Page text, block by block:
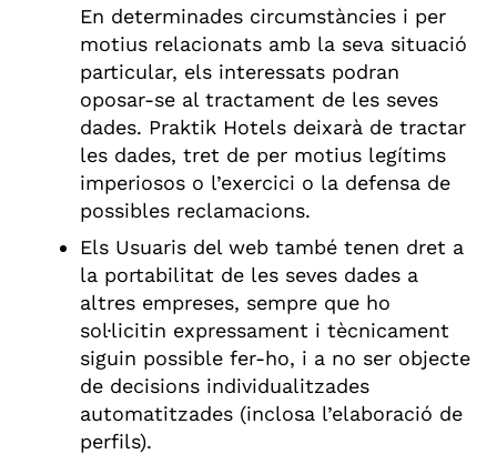
En determinades circumstàncies i per
motius relacionats amb la seva situació
particular, els interessats podran
oposar-se al tractament de les seves
dades. Praktik Hotels deixarà de tractar
les dades, tret de per motius legítims
imperiosos o l’exercici o la defensa de
possibles reclamacions.
Els Usuaris del web també tenen dret a
la portabilitat de les seves dades a
altres empreses, sempre que ho
sol·licitin expressament i tècnicament
siguin possible fer-ho, i a no ser objecte
de decisions individualitzades
automatitzades (inclosa l’elaboració de
perfils).